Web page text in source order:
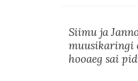
Siimu ja
muusikaringi
hooaeg sai